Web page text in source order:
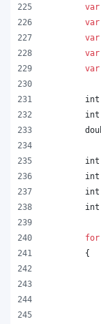
var
var
var
var
var
int
int
int
int
int
int
for
{